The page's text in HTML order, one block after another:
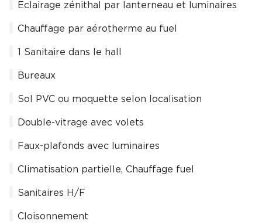
Eclairage zénithal par lanterneau et luminaires
Chauffage par aérotherme au fuel
1 Sanitaire dans le hall
Bureaux
Sol PVC ou moquette selon localisation
Double-vitrage avec volets
Faux-plafonds avec luminaires
Climatisation partielle, Chauffage fuel
Sanitaires H/F
Cloisonnement